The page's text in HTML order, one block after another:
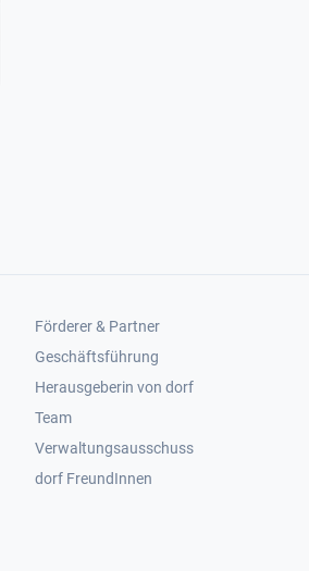
Footer 2
Förderer & Partner
Geschäftsführung
Herausgeberin von dorf
Team
Verwaltungsausschuss
dorf FreundInnen